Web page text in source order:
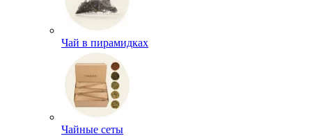
Чай в пирамидках
Чайные сеты